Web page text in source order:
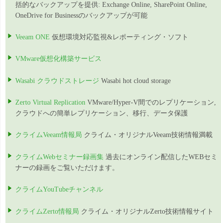
括的なバックアップを提供: Exchange Online, SharePoint Online,
OneDrive for Businessのバックアップが可能
Veeam ONE 仮想環境対応監視&レポーティング・ソフト
VMware仮想化構築サービス
Wasabi クラウドストレージ Wasabi hot cloud storage
Zerto Virtual Replication VMware/Hyper-V間でのレプリケーション,
クラウドへの簡単レプリケーション、移行、データ保護
クライムVeeam情報局 クライム・オリジナルVeeam技術情報満載
クライムWebセミナー録画集 過去にオンライン配信したWEBセミ
ナーの録画をご覧いただけます。
クライムYouTubeチャンネル
クライムZerto情報局 クライム・オリジナルZerto技術情報サイト